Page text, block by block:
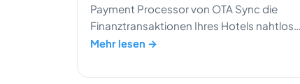
Payment Processor von OTA Sync die
Finanztransaktionen Ihres Hotels nahtlos
vereinfacht.
Mehr lesen →